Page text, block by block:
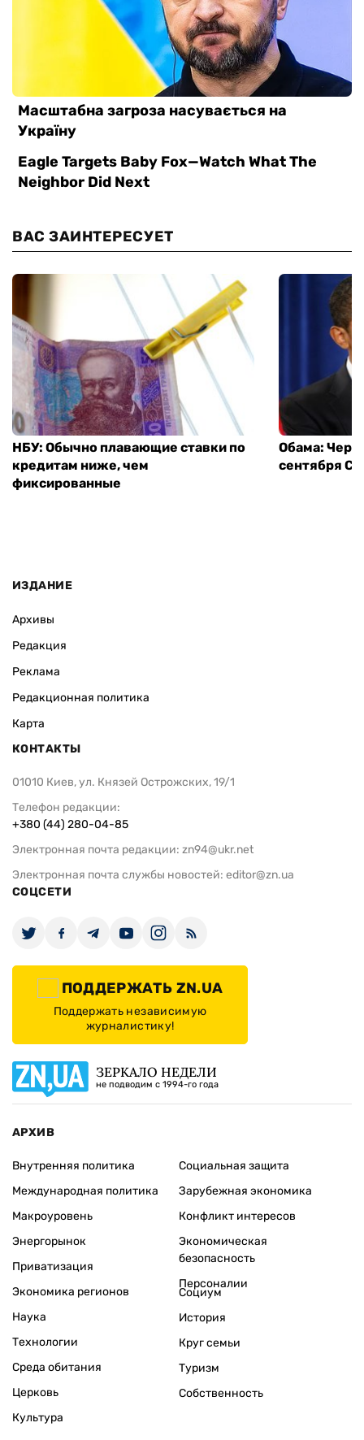
ВАС ЗАИНТЕРЕСУЕТ
НБУ: Обычно плавающие ставки по
кредитам ниже, чем
фиксированные
Обама:
сентября
ИЗДАНИЕ
Архивы
Редакция
Реклама
Редакционная политика
Карта
КОНТАКТЫ
01010 Киев, ул. Князей Острожских, 19/1
Телефон редакции:
+380 (44) 280-04-85
Электронная почта редакции: zn94@ukr.net
Электронная почта службы новостей: editor@zn.ua
СОЦСЕТИ
ПОДДЕРЖАТЬ ZN.UA
Поддержать независимую
журналистику!
ЗЕРКАЛО НЕДЕЛИ
не подводим с 1994-го года
АРХИВ
Внутренняя политика
Международная политика
Макроуровень
Энергорынок
Приватизация
Экономика регионов
Социальная защита
Зарубежная экономика
Конфликт интересов
Экономическая
безопасность
Персоналии
Наука
Технологии
Среда обитания
Церковь
Культура
Социум
История
Круг семьи
Туризм
Собственность